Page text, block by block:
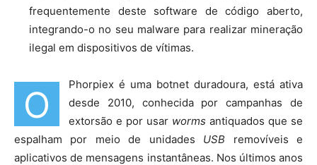
frequentemente deste software de código aberto,
integrando-o no seu malware para realizar mineração
ilegal em dispositivos de vítimas.
O
Phorpiex é uma botnet duradoura, está ativa
desde 2010, conhecida por campanhas de
extorsão e por usar worms antiquados que se
espalham por meio de unidades USB removíveis e
aplicativos de mensagens instantâneas. Nos últimos anos